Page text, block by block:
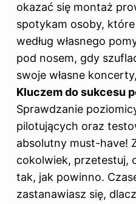
okazać się montaż
spotykam osoby,
według własnego
pod nosem, gdy
swoje własne
Kluczem do sukcesu
Sprawdzanie
pilotujących oraz
absolutny must-have!
cokolwiek, przetestuj,
tak, jak powinno.
zastanawiasz się,